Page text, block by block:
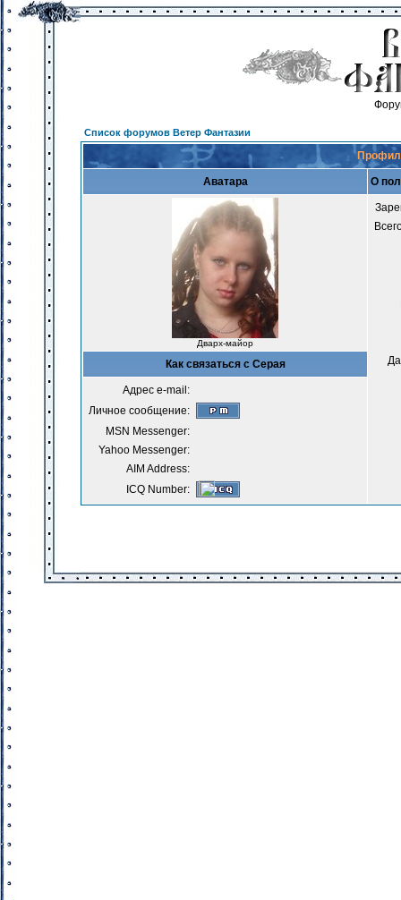
Список форумов Ветер Фантазии
Аватара О
Дварх-майор
Как связаться с Серая
Адрес e-mail:
Личное сообщение:
MSN Messenger:
Yahoo Messenger:
AIM Address:
ICQ Number: